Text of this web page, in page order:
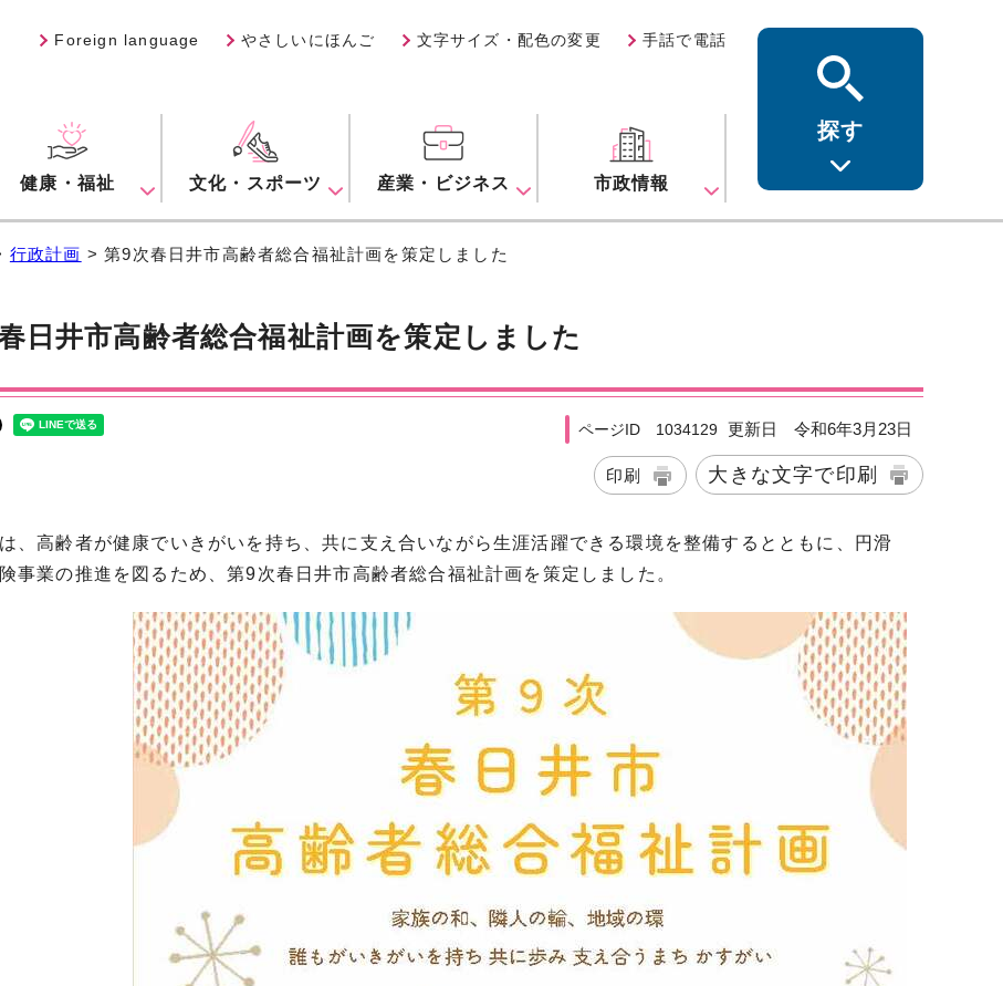
Foreign language やさしいにほんご 文字サイズ・配色の変更 手話で電話
健康・福祉 文化・スポーツ 産業・ビジネス 市政情報
探す
行政計画 > 第9次春日井市高齢者総合福祉計画を策定しました
日井市高齢者総合福祉計画を策定しました
ページID 1034129 更新日 令和6年3月23日
印刷 大きな文字で印刷
、高齢者が健康でいきがいを持ち、共に支え合いながら生涯活躍できる環境を整備するとともに、円滑
事業の推進を図るため、第9次春日井市高齢者総合福祉計画を策定しました。